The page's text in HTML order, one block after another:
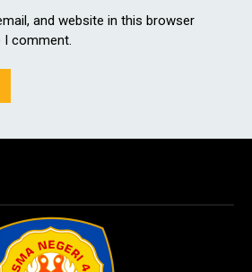
and website in this browser
comment.